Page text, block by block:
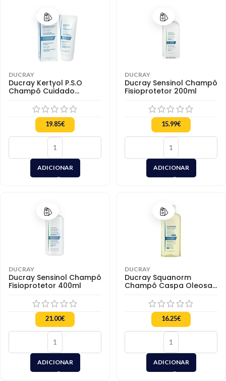
DUCRAY
Ducray Kertyol P.S.O
Champô Cuidado
19.85€
ADICIONAR
DUCRAY
Ducray Sensinol Champô
Fisioprotetor 200ml
15.99€
ADICIONAR
DUCRAY
Ducray Sensinol Champô
Fisioprotetor 400ml
21.00€
ADICIONAR
DUCRAY
Ducray Squanorm
Champô Caspa Oleosa
16.25€
ADICIONAR